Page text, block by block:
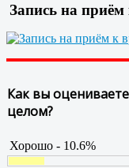
Запись на приём
Как вы
целом?
Хорошо - 10.6%